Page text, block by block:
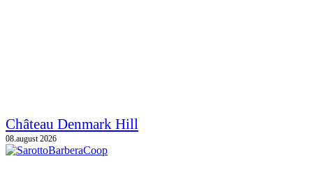
Château Denmark Hill
08.august 2026